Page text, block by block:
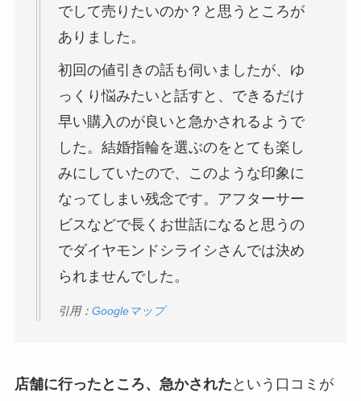
でして売りたいのか？と思うところが
ありました。
初回の値引きの話も伺いましたが、ゆ
っくり悩みたいと話すと、できるだけ
早い購入のが良いと急かされるようで
した。結婚指輪を選ぶのをとても楽し
みにしていたので、このような印象に
なってしまい残念です。アフターサー
ビスなどで長くお世話になると思うの
でダイヤモンドシライシさんでは決め
られませんでした。
引用： Googleマップ
店舗に行ったところ、急かされた という口コミが